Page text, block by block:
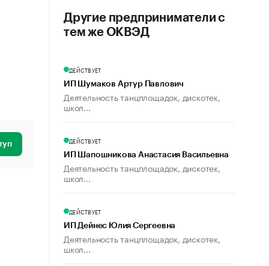
Другие предприниматели с
тем же ОКВЭД
ДЕЙСТВУЕТ
ИП Шумаков Артур Павлович
Деятельность танцплощадок, дискотек,
школ...
ДЕЙСТВУЕТ
ИП Шапошникова Анастасия Васильевна
Деятельность танцплощадок, дискотек,
школ...
ДЕЙСТВУЕТ
ИП Дейнес Юлия Сергеевна
Деятельность танцплощадок, дискотек,
школ...